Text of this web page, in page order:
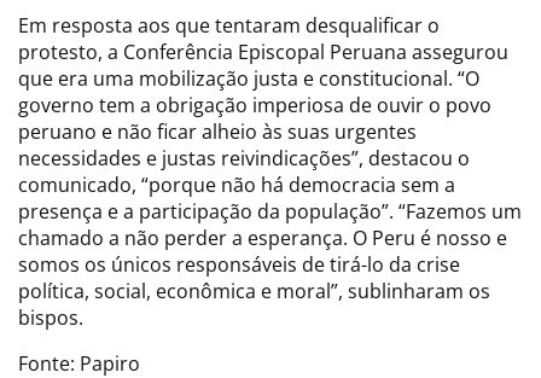
Em resposta aos que tentaram desqualificar o
protesto, a Conferência Episcopal Peruana assegurou
que era uma mobilização justa e constitucional. “O
governo tem a obrigação imperiosa de ouvir o povo
peruano e não ficar alheio às suas urgentes
necessidades e justas reivindicações”, destacou o
comunicado, “porque não há democracia sem a
presença e a participação da população”. “Fazemos um
chamado a não perder a esperança. O Peru é nosso e
somos os únicos responsáveis de tirá-lo da crise
política, social, econômica e moral”, sublinharam os
bispos.
Fonte: Papiro